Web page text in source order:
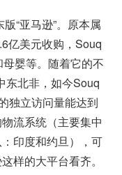
“亚马逊”。原本属
亿美元收购，Souq
婴等。随着它的不
东北非，如今Souq
独立访问量能达到
流系统（主要集中
印度和约旦），可
样的大平台看齐。